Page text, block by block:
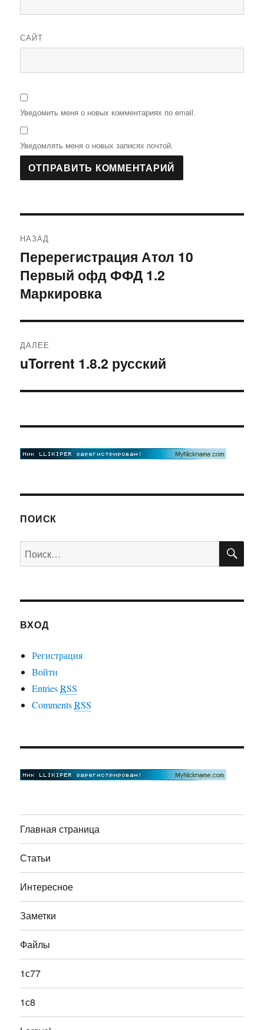
САЙТ
Уведомить меня о новых комментариях по email.
Уведомлять меня о новых записях почтой.
по
записям
НАЗАД
Предыдущая
запись:
Перерегистрация Атол 10
Первый офд ФФД 1.2
Маркировка
ДАЛЕЕ
Следующая
uTorrent 1.8.2 русский
ПОИСК
Искать:
ВХОД
Регистрация
Войти
EntriesRSS
CommentsRSS
Главная страница
Статьи
Интересное
Заметки
Файлы
1с77
1с8